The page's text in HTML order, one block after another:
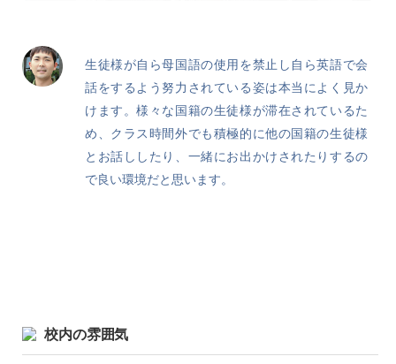
生徒様が自ら母国語の使用を禁止し自ら英語で会
話をするよう努力されている姿は本当によく見か
けます。様々な国籍の生徒様が滞在されているた
め、クラス時間外でも積極的に他の国籍の生徒様
とお話ししたり、一緒にお出かけされたりするの
で良い環境だと思います。
校内の雰囲気